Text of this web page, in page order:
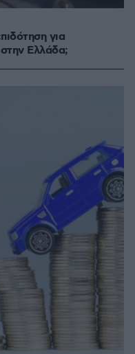
για
Ελλάδα;